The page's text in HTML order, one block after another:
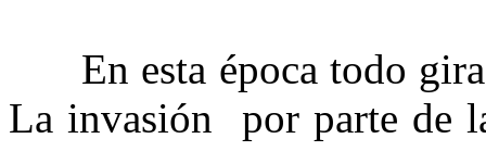
En esta época todo
La invasión por parte de